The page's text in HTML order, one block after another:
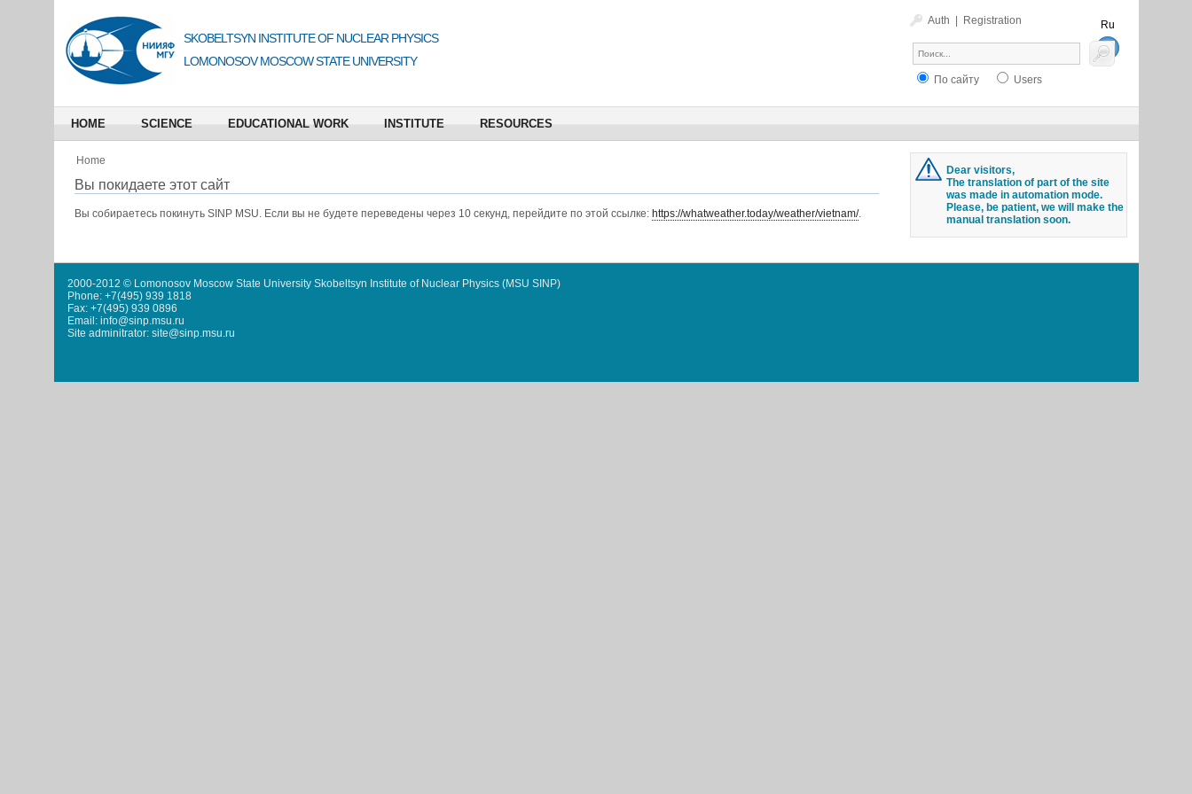
Auth Registration
Ru
En
SKOBELTSYN INSTITUTE OF NUCLEAR PHYSICS
LOMONOSOV MOSCOW STATE UNIVERSITY
По сайту Users
HOME SCIENCE EDUCATIONAL WORK INSTITUTE RESOURCES
Home
Вы покидаете этот сайт
Вы собираетесь покинуть SINP MSU. Если вы не будете переведены через 10 секунд, перейдите по этой ссылке: https://whatweather.today/weather/vietnam/.
Dear visitors,
The translation of part of the site
was made in automation mode.
Please, be patient, we will make the
manual translation soon.
2000-2012 © Lomonosov Moscow State University Skobeltsyn Institute of Nuclear Physics (MSU SINP)
Phone: +7(495) 939 1818
Fax: +7(495) 939 0896
Email: info@sinp.msu.ru
Site adminitrator: site@sinp.msu.ru